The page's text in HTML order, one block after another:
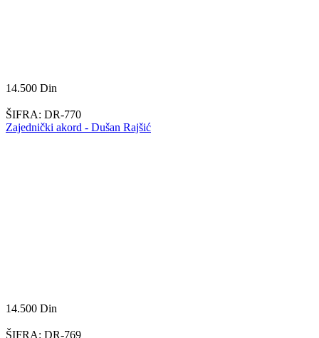
14.500 Din
ŠIFRA: DR-770
Zajednički akord - Dušan Rajšić
14.500 Din
ŠIFRA: DR-769